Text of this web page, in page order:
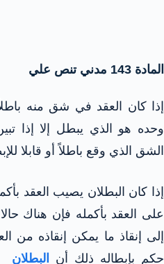
المادة 143 مدني تنص علي
إذا كان العقد في شق منه
وحده هو الذي يبطل إلا إذا
الشق الذي وقع باطلاً أو قابلا
إذا كان البطلان يصيب العقد
على العقد بأكمله فإن هناك
إلى إنقاذ ما يمكن إنقاذه من
حكم بإبطاله ذلك أن
البطلان